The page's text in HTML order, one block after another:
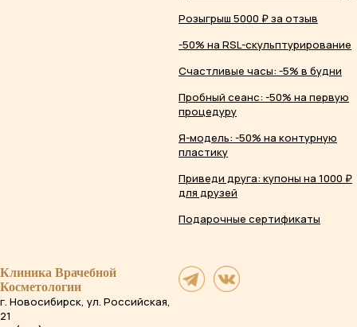
Розыгрыш 5000 ₽ за отзыв
-50% на RSL-скульптурирование
Счастливые часы: -5% в будни
Пробный сеанс: -50% на первую
процедуру
Я-модель: -50% на контурную
пластику
Приведи друга: купоны на 1000 ₽
для друзей
Подарочные сертификаты
Клиника Врачебной
Косметологии
г. Новосибирск, ул. Российская,
21